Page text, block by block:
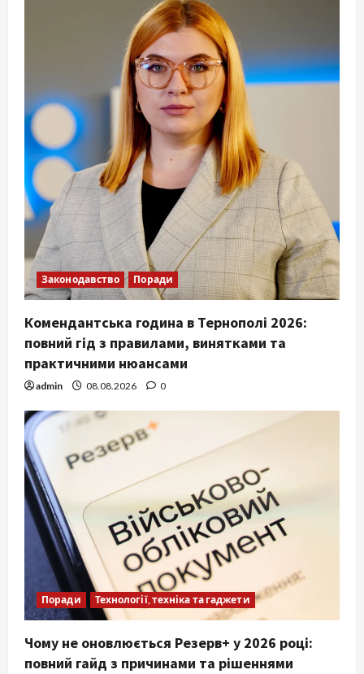
Законодавство Поради
Комендантська година в Тернополі 2026:
повний гід з правилами, винятками та
практичними нюансами
admin 08.08.2026 0
Поради Технології, техніка та гаджети
Чому не оновлюється Резерв+ у 2026 році:
повний гайд з причинами та рішеннями